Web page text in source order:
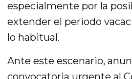
especialmente por la
extender el periodo
lo habitual.
Ante este escenario,
convocatoria urgente al